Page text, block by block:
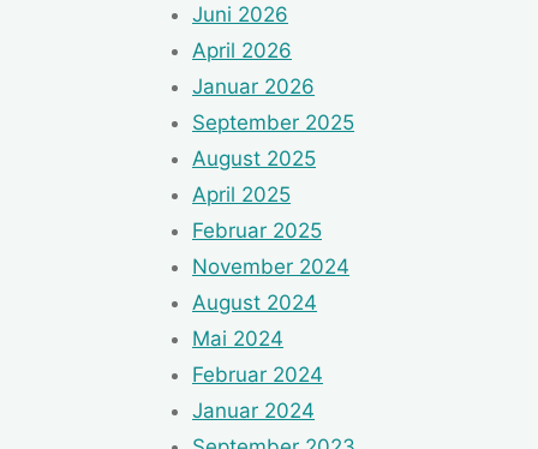
Juni 2026
April 2026
Januar 2026
September 2025
August 2025
April 2025
Februar 2025
November 2024
August 2024
Mai 2024
Februar 2024
Januar 2024